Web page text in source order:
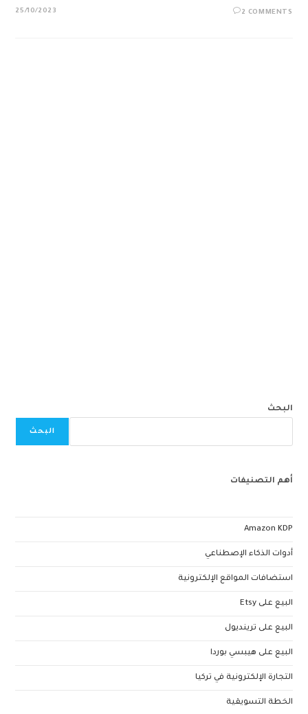
2 COMMENTS
25/10/2023
البحث
البحث
أهم التصنيفات
Amazon KDP
أدوات الذكاء الإصطناعي
استضافات المواقع الإلكترونية
البيع على Etsy
البيع على ترينديول
البيع على هيبسي بوردا
التجارة الإلكترونية في تركيا
الخطة التسويقية